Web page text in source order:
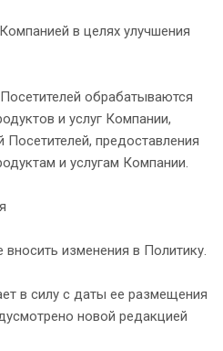
в целях улучшения
обрабатываются
и услуг Компании,
предоставления
и услугам Компании.
изменения в Политику.
в силу с даты ее размещения
новой редакцией